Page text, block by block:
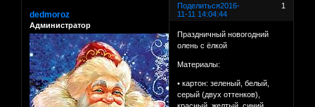
Поделиться 1
2016-
11-11 14:04:44
dedmoroz
Администратор
Праздничный новогодний
олень с ёлкой
Материалы:
• картон: зеленый, белый,
серый (двух оттенков),